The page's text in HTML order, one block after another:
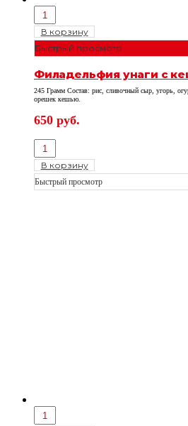
В корзину
Быстрый просмотр
Филадельфия унаги с
245 Грамм Состав: рис, сливочный сыр, угорь,
орешек кешью.
650 руб.
В корзину
Быстрый просмотр